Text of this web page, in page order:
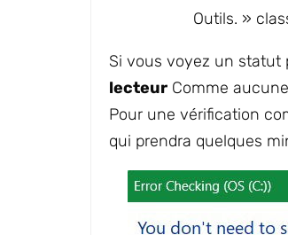
Outils. »
Si vous voyez un statut
lecteur Comme
Pour une vérification
qui prendra quelques